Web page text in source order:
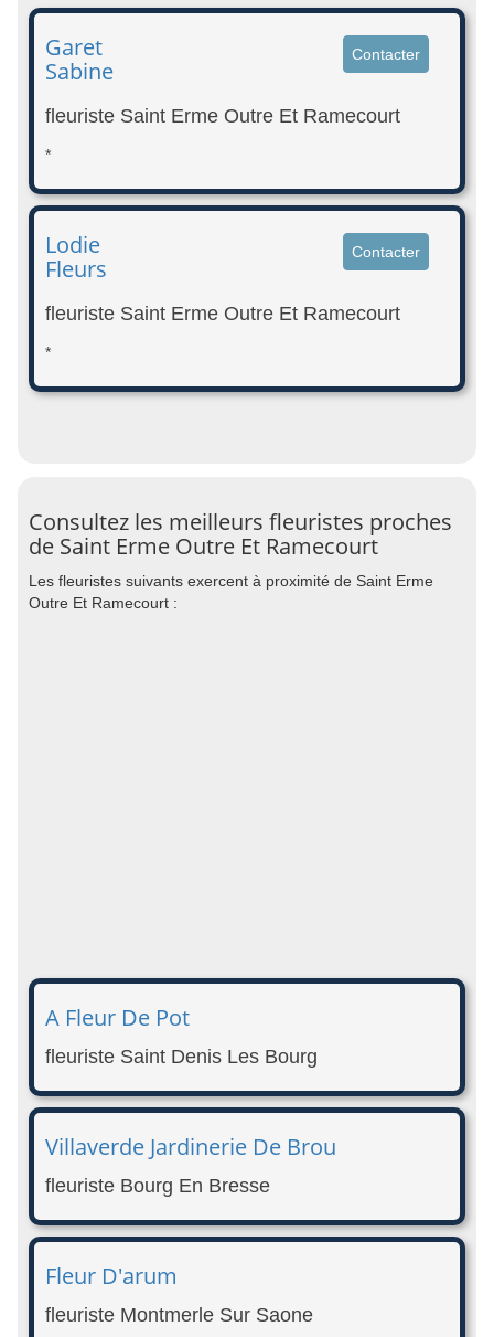
Garet
Sabine
Contacter
fleuriste Saint Erme Outre Et Ramecourt
*
Lodie
Fleurs
Contacter
fleuriste Saint Erme Outre Et Ramecourt
*
Consultez les meilleurs fleuristes proches
de Saint Erme Outre Et Ramecourt
Les fleuristes suivants exercent à proximité de Saint Erme
Outre Et Ramecourt :
A Fleur De Pot
fleuriste Saint Denis Les Bourg
Villaverde Jardinerie De Brou
fleuriste Bourg En Bresse
Fleur D'arum
fleuriste Montmerle Sur Saone